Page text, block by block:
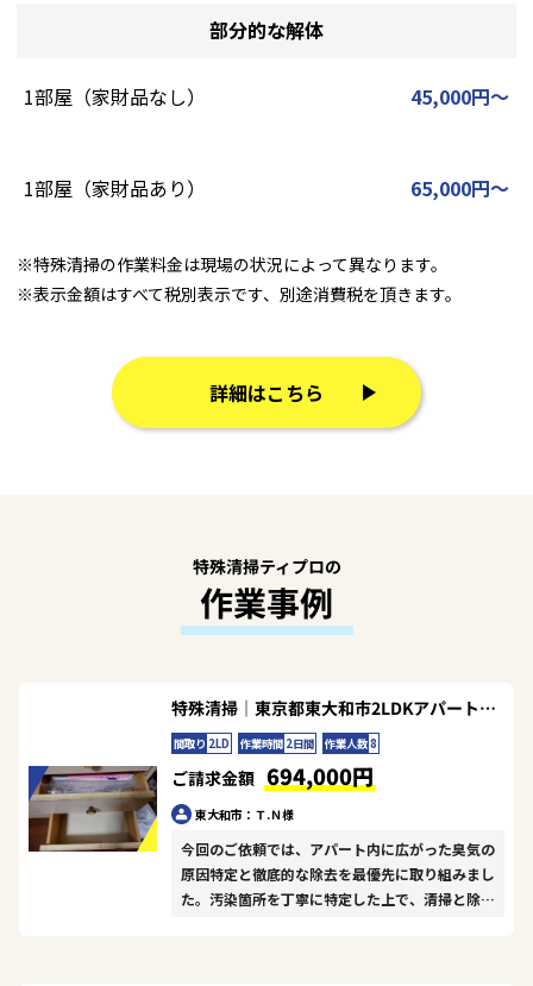
部分的な解体
1部屋（家財品なし） 45,000円～
1部屋（家財品あり） 65,000円～
※特殊清掃の作業料金は現場の状況によって異なります。
※表示金額はすべて税別表示です、別途消費税を頂きます。
詳細はこちら
特殊清掃ティプロの
作業事例
特殊清掃｜東京都東大和市2LDKアパートＴ.Ｎ様の作業事例
間取り 2LD 作業時間 2日間 作業人数8
ご請求金額 694,000円
東大和市：Ｔ.Ｎ様
今回のご依頼では、アパート内に広がった臭気の
原因特定と徹底的な除去を最優先に取り組みまし
た。汚染箇所を丁寧に特定した上で、清掃と除菌